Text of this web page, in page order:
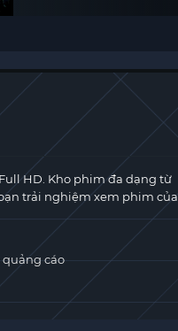
HD. Kho phim đa dạng từ
trải nghiệm xem phim của
quảng cáo